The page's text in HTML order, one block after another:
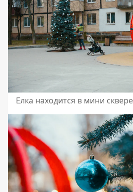
Елка находится в мини